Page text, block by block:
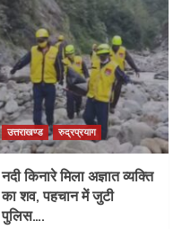
उत्तराखण्ड रुद्रप्रयाग
नदी किनारे मिला अज्ञात व्यक्ति
का शव, पहचान में जुटी
पुलिस….